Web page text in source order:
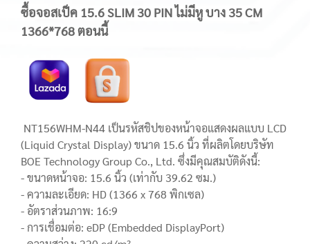
ซื้อจอสเป็ค 15.6 SLIM 30 PIN ไม่มีหู บาง 35 CM
1366*768 ตอนนี้
NT156WHM-N44 เป็นรหัสชิปของหน้าจอแสดงผลแบบ LCD
(Liquid Crystal Display) ขนาด 15.6 นิ้ว ที่ผลิตโดยบริษัท
BOE Technology Group Co., Ltd. ซึ่งมีคุณสมบัติดังนี้:
- ขนาดหน้าจอ: 15.6 นิ้ว (เท่ากับ 39.62 ซม.)
- ความละเอียด: HD (1366 x 768 พิกเซล)
- อัตราส่วนภาพ: 16:9
- การเชื่อมต่อ: eDP (Embedded DisplayPort)